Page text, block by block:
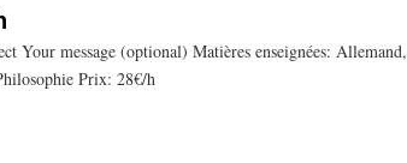
Your message (optional) Matières enseignées: Allemand,
Prix: 28€/h